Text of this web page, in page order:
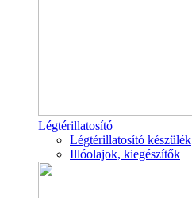
Légtérillatosító
Légtérillatosító készülék
Illóolajok, kiegészítők